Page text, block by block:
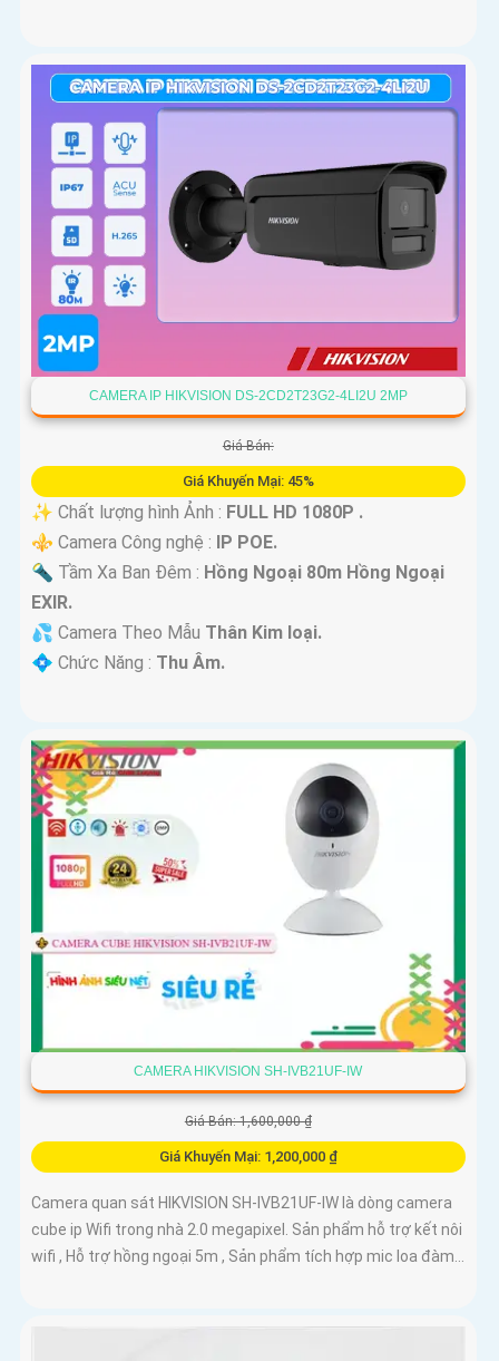
CAMERA IP HIKVISION DS-2CD2T23G2-4LI2U 2MP
Giá Bán:
Giá Khuyến Mại: 45%
✨ Chất lượng hình Ảnh : FULL HD 1080P .
⚜️ Camera Công nghệ :
IP POE.
🔦 Tầm Xa Ban Đêm : Hồng Ngoại 80m Hồng Ngoại
EXIR.
💦 Camera Theo Mẫu Thân Kim loại.
️💠 Chức Năng : Thu Âm.
CAMERA HIKVISION SH-IVB21UF-IW
Giá Bán: 1,600,000 ₫
Giá Khuyến Mại: 1,200,000 ₫
Camera quan sát HIKVISION SH-IVB21UF-IW là dòng camera
cube ip Wifi trong nhà 2.0 megapixel. Sản phẩm hỗ trợ kết nôi
wifi , Hỗ trợ hồng ngoại 5m , Sản phẩm tích hợp mic loa đàm...